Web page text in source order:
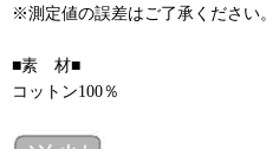
※測定値の誤差はご了承ください。
■素 材■
コットン100％